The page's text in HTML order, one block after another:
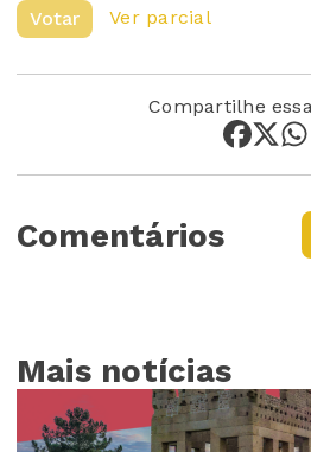
Votar
Ver parcial
Compartilhe
Comentários
Mais notícias